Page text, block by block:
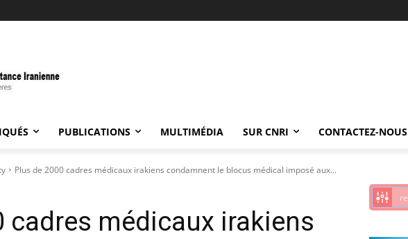
PUBLICATIONS MULTIMÉDIA SUR CNRI CONTACTEZ-NOUS
Plus de 2000 cadres médicaux irakiens condamnent le blocus médical imposé aux...
cadres médicaux irakiens